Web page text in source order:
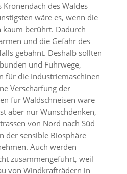
des Waldes
wäre es, wenn die
kaum berührt. Dadurch
und die Gefahr des
gebahnt. Deshalb sollten
und Fuhrwege,
für die Industriemaschinen
Verschärfung der
für Waldschneisen wäre
aber nur Wunschdenken,
von Nord nach Süd
der sensible Biosphäre
Auch werden
zusammengeführt, weil
von Windkrafträdern in